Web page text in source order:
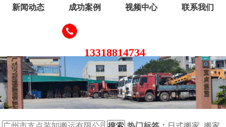
新闻动态
成功案例 视频中心 联系我们
13318814734